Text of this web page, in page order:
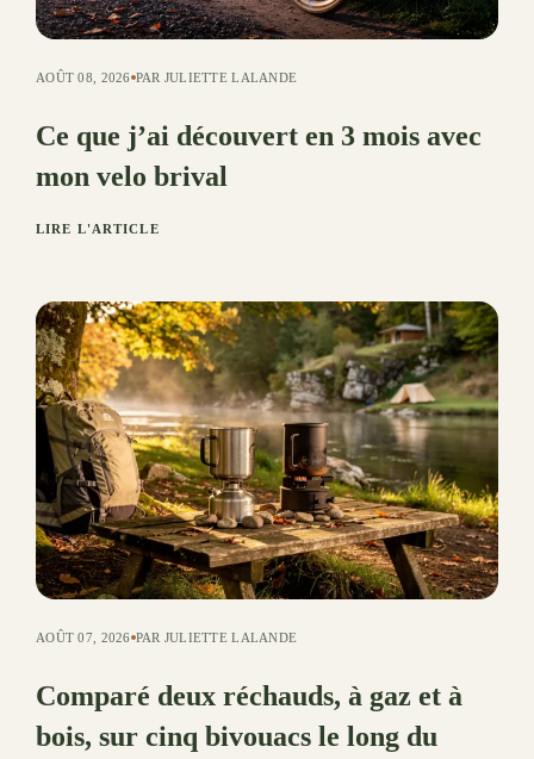
AOÛT 08, 2026 PAR JULIETTE LALANDE
Ce que j’ai découvert en 3 mois avec
mon velo brival
LIRE L'ARTICLE
AOÛT 07, 2026 PAR JULIETTE LALANDE
Comparé deux réchauds, à gaz et à
bois, sur cinq bivouacs le long du